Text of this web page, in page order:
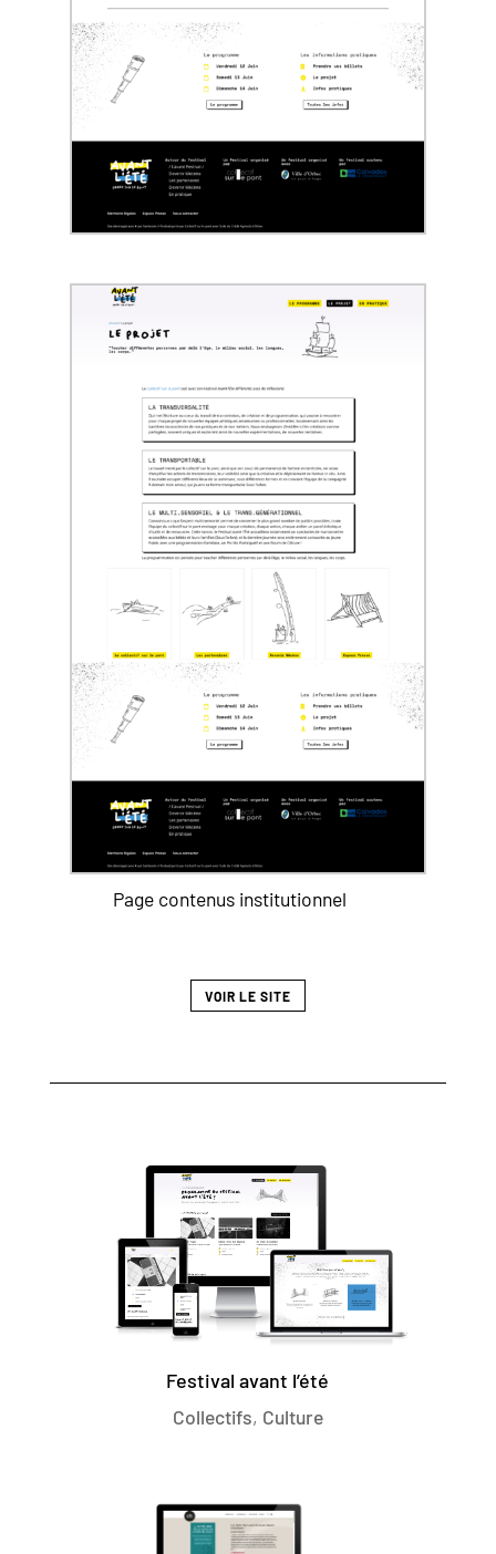
Page contenus institutionnel
VOIR LE SITE
Festival avant l’été
Collectifs, Culture